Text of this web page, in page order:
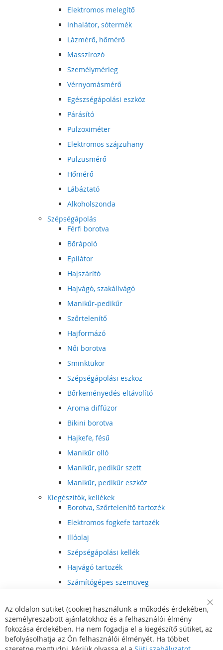
Elektromos melegítő
Inhalátor, sótermék
Lázmérő, hőmérő
Masszírozó
Személymérleg
Vérnyomásmérő
Egészségápolási eszköz
Párásító
Pulzoximéter
Elektromos szájzuhany
Pulzusmérő
Hőmérő
Lábáztató
Alkoholszonda
Szépségápolás
Férfi borotva
Bőrápoló
Epilátor
Hajszárító
Hajvágó, szakállvágó
Manikűr-pedikűr
Szőrtelenítő
Hajformázó
Női borotva
Sminktükör
Szépségápolási eszköz
Bőrkeményedés eltávolító
Aroma diffúzor
Bikini borotva
Hajkefe, fésű
Manikűr olló
Manikűr, pedikűr szett
Manikűr, pedikűr eszköz
Kiegészítők, kellékek
Borotva, Szőrtelenítő tartozék
Elektromos fogkefe tartozék
Illóolaj
Szépségápolási kellék
Hajvágó tartozék
Számítógépes szemüveg
Hajvágó kiegészítő
Szórakoztató elektronika
Multimédia
DVD, BluRay lejátszó
Bar
Az oldalon sütiket (cookie) használunk a működés érdekében,
személyreszabott ajánlatokhoz és a felhasználói élmény
fokozása érdekében. Ha nem fogadja el a kiegészítő sütiket, az
befolyásolhatja az Ön felhasználói élményét. Ha többet